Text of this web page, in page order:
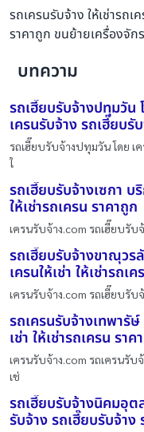
รถเครนรับจ้าง ให้เช่ารถ
ราคาถูก ขนย้ายเครื่องจั
บทความ
รถเฮี๊ยบรับจ้างปทุมวัน
เครนรับจ้าง รถเฮี๊ยบรั
รถเฮี๊ยบรับจ้างปทุมวัน โดย เ
ใ
รถเฮี๊ยบรับจ้างเซกา บ
ให้เช่ารถเครน ราคาถูก
เครนรับจ้าง.com รถเฮี๊ยบรับ
รถเฮี๊ยบรับจ้างขาณุวร
เครนให้เช่า ให้เช่ารถเ
เครนรับจ้าง.com รถเฮี๊ยบรับ
รถเครนรับจ้างเทพารั
เช่า ให้เช่ารถเครน ราค
เครนรับจ้าง.com รถเครนรับ
เช่
รถเฮี๊ยบรับจ้างนิคมอุต
รับจ้าง รถเฮี๊ยบรับจ้าง